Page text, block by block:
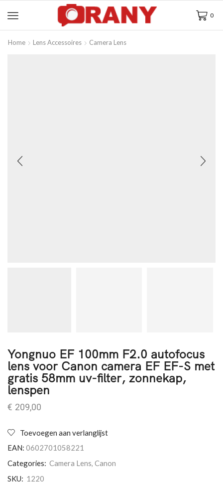
0
Home Lens Accessoires Camera Lens
Yongnuo EF 100mm F2.0 autofocus
lens voor Canon camera EF EF-S met
gratis 58mm uv-filter, zonnekap,
lenspen
€ 209,00
Toevoegen aan verlanglijst
EAN: 0602701058221
Categories: Camera Lens, Canon
SKU: 1220